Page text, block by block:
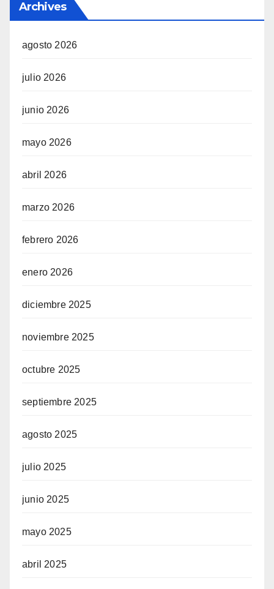
Archives
agosto 2026
julio 2026
junio 2026
mayo 2026
abril 2026
marzo 2026
febrero 2026
enero 2026
diciembre 2025
noviembre 2025
octubre 2025
septiembre 2025
agosto 2025
julio 2025
junio 2025
mayo 2025
abril 2025